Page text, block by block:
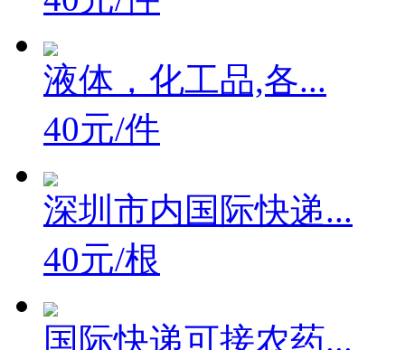
40元/件
液体，化工品,各...
40元/件
深圳市内国际快递...
40元/根